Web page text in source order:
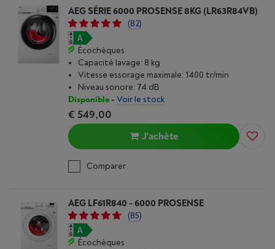
AEG SÉRIE 6000 PROSENSE 8KG (LR63R84VB)
(82)
Écochèques
Capacité lavage: 8 kg
Vitesse essorage maximale: 1400 tr/min
Niveau sonore: 74 dB
Disponible- Voir le stock
€ 549,00
J'achète
Comparer
AEG LF61R840 - 6000 PROSENSE
(85)
Écochèques